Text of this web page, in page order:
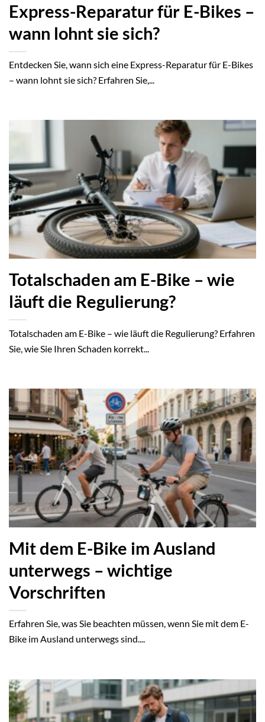
Express-Reparatur für E-Bikes –
wann lohnt sie sich?
Entdecken Sie, wann sich eine Express-Reparatur für E-Bikes
– wann lohnt sie sich? Erfahren Sie,...
Totalschaden am E-Bike – wie
läuft die Regulierung?
Totalschaden am E-Bike – wie läuft die Regulierung? Erfahren
Sie, wie Sie Ihren Schaden korrekt...
Mit dem E-Bike im Ausland
unterwegs – wichtige
Vorschriften
Erfahren Sie, was Sie beachten müssen, wenn Sie mit dem E-
Bike im Ausland unterwegs sind....